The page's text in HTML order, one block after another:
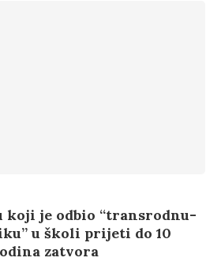
koji je odbio “transrodnu-
u školi prijeti do 10
zatvora